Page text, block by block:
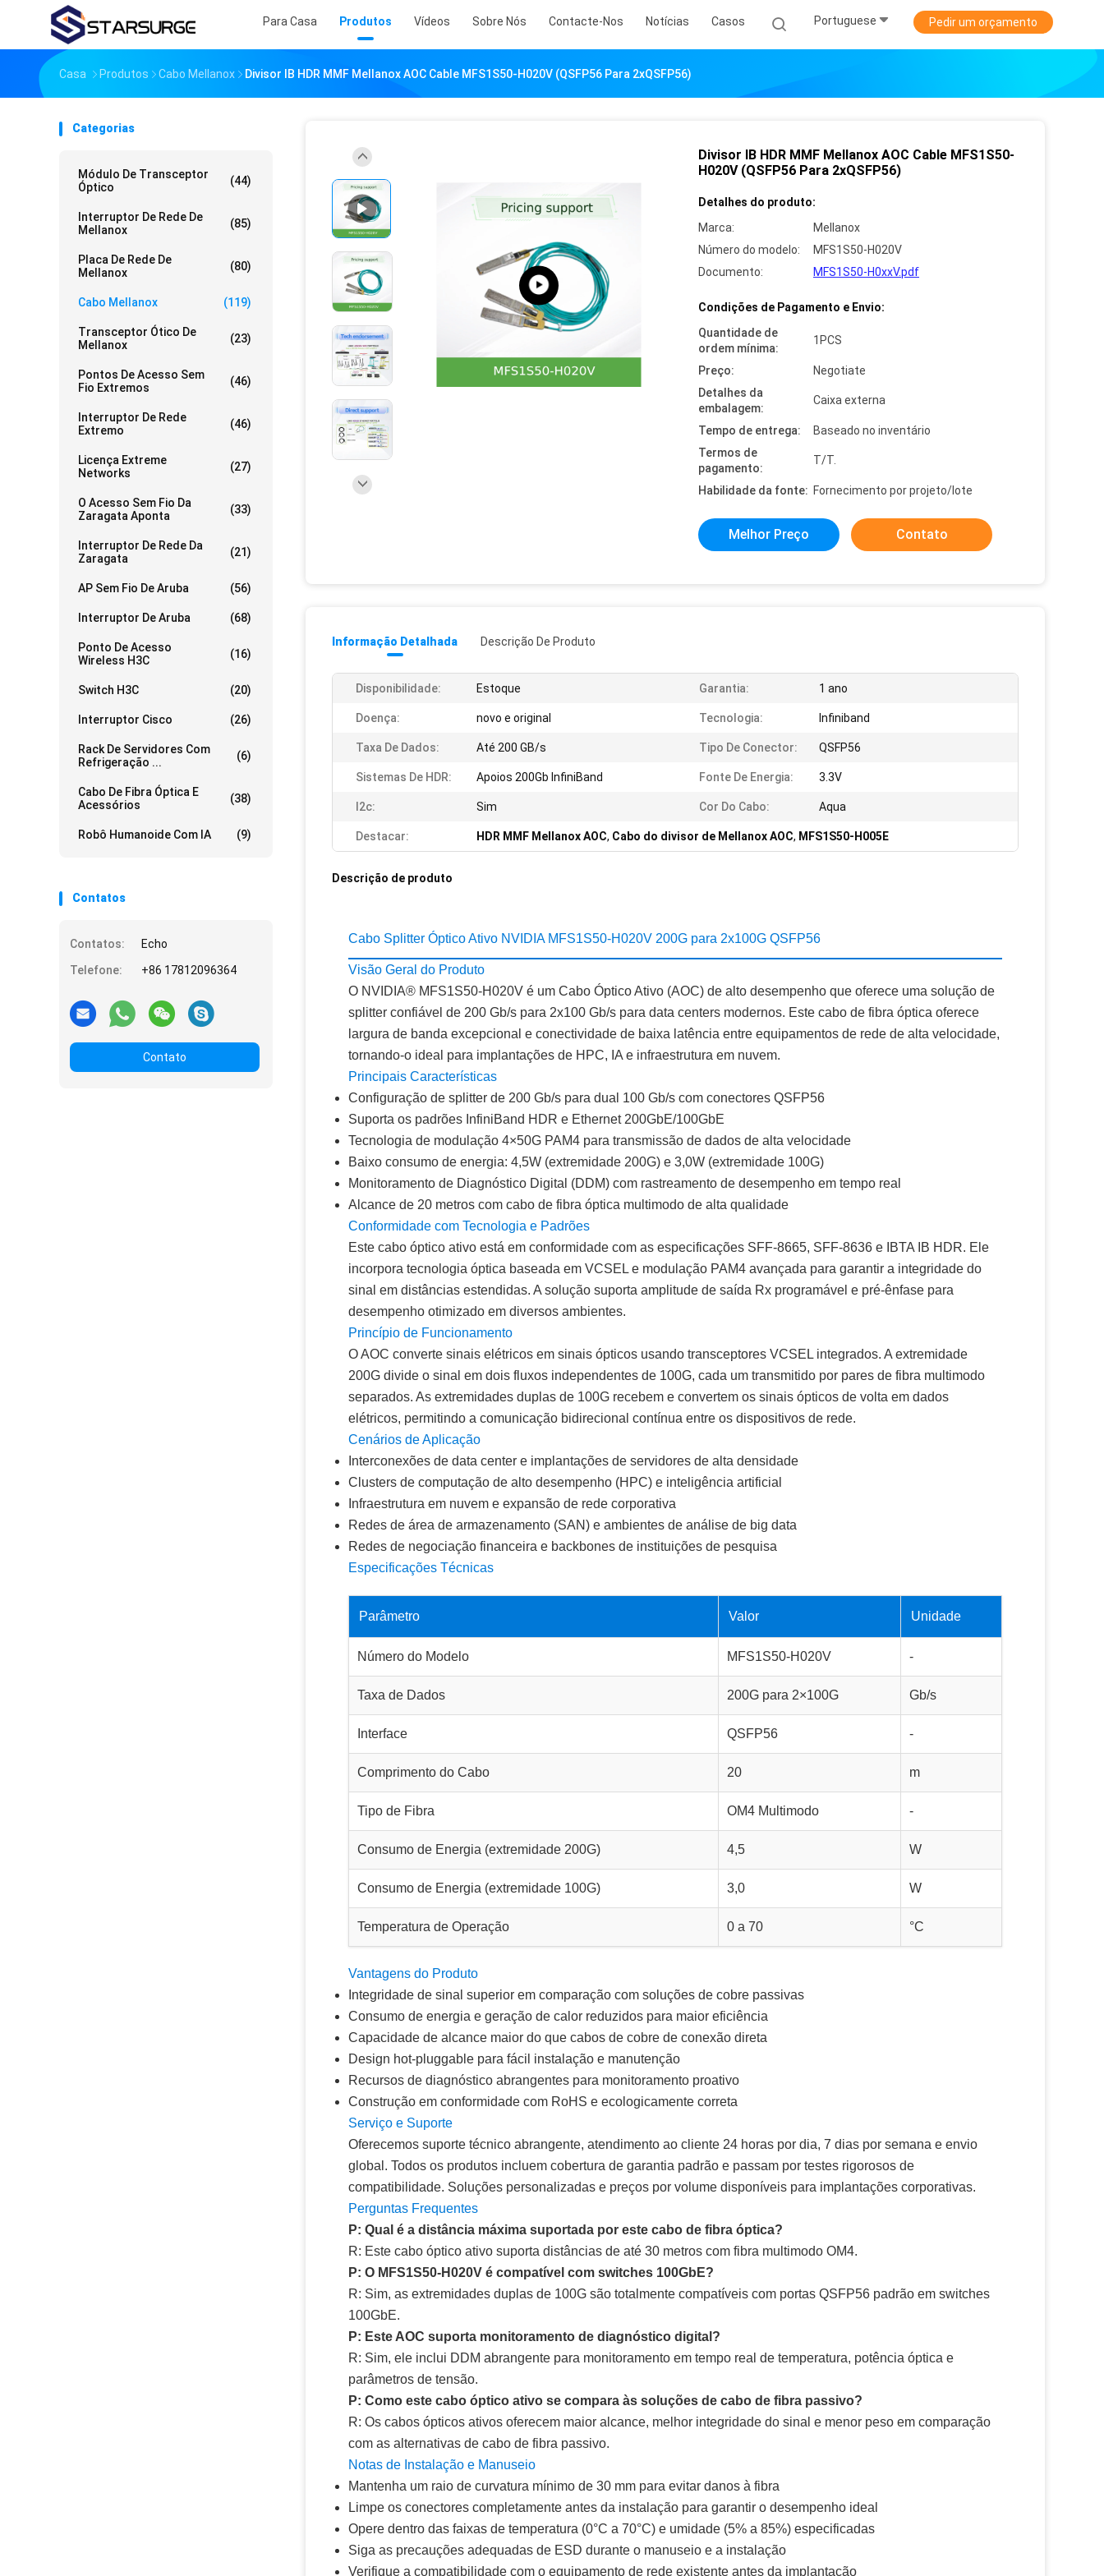
Para Casa Produtos Vídeos Sobre Nós Contacte-Nos Notícias Casos Portuguese Pedir um orçamento
Casa Produtos Cabo Mellanox Divisor IB HDR MMF Mellanox AOC Cable MFS1S50-H020V (QSFP56 Para 2xQSFP56)
Categorias
Módulo De Transceptor
Óptico
(44)
Interruptor De Rede De
Mellanox
(85)
Placa De Rede De
Mellanox
(80)
Cabo Mellanox (119)
Transceptor Ótico De
Mellanox
(23)
Pontos De Acesso Sem
Fio Extremos
(46)
Interruptor De Rede
Extremo
(46)
Licença Extreme
Networks
(27)
O Acesso Sem Fio Da
Zaragata Aponta
(33)
Interruptor De Rede Da
Zaragata
(21)
AP Sem Fio De Aruba (56)
Interruptor De Aruba (68)
Ponto De Acesso
Wireless H3C
(16)
Switch H3C (20)
Interruptor Cisco (26)
Rack De Servidores Com
Refrigeração ...
(6)
Cabo De Fibra Óptica E
Acessórios
(38)
Robô Humanoide Com IA (9)
Contatos
Contatos:
Echo
Telefone:
+86 17812096364
Contato
Divisor IB HDR MMF Mellanox AOC Cable MFS1S50-
H020V (QSFP56 Para 2xQSFP56)
Detalhes do produto:
Marca:
Mellanox
Número do modelo:
MFS1S50-H020V
Documento:
MFS1S50-H0xxV.pdf
Condições de Pagamento e Envio:
Quantidade de
ordem mínima:
1PCS
Preço:
Negotiate
Detalhes da
embalagem:
Caixa externa
Tempo de entrega:
Baseado no inventário
Termos de
pagamento:
T/T.
Habilidade da fonte: Fornecimento por projeto/lote
Melhor Preço Contato
Informação Detalhada Descrição De Produto
Disponibilidade: Estoque Garantia: 1 ano
Doença: novo e original Tecnologia: Infiniband
Taxa De Dados: Até 200 GB/s Tipo De Conector: QSFP56
Sistemas De HDR: Apoios 200Gb InfiniBand Fonte De Energia: 3.3V
I2c: Sim Cor Do Cabo: Aqua
Destacar: HDR MMF Mellanox AOC, Cabo do divisor de Mellanox AOC, MFS1S50-H005E
Descrição de produto
Cabo Splitter Óptico Ativo NVIDIA MFS1S50-H020V 200G para 2x100G QSFP56
Visão Geral do Produto
O NVIDIA® MFS1S50-H020V é um Cabo Óptico Ativo (AOC) de alto desempenho que oferece uma solução de
splitter confiável de 200 Gb/s para 2x100 Gb/s para data centers modernos. Este cabo de fibra óptica oferece
largura de banda excepcional e conectividade de baixa latência entre equipamentos de rede de alta velocidade,
tornando-o ideal para implantações de HPC, IA e infraestrutura em nuvem.
Principais Características
Configuração de splitter de 200 Gb/s para dual 100 Gb/s com conectores QSFP56
Suporta os padrões InfiniBand HDR e Ethernet 200GbE/100GbE
Tecnologia de modulação 4×50G PAM4 para transmissão de dados de alta velocidade
Baixo consumo de energia: 4,5W (extremidade 200G) e 3,0W (extremidade 100G)
Monitoramento de Diagnóstico Digital (DDM) com rastreamento de desempenho em tempo real
Alcance de 20 metros com cabo de fibra óptica multimodo de alta qualidade
Conformidade com Tecnologia e Padrões
Este cabo óptico ativo está em conformidade com as especificações SFF-8665, SFF-8636 e IBTA IB HDR. Ele
incorpora tecnologia óptica baseada em VCSEL e modulação PAM4 avançada para garantir a integridade do
sinal em distâncias estendidas. A solução suporta amplitude de saída Rx programável e pré-ênfase para
desempenho otimizado em diversos ambientes.
Princípio de Funcionamento
O AOC converte sinais elétricos em sinais ópticos usando transceptores VCSEL integrados. A extremidade
200G divide o sinal em dois fluxos independentes de 100G, cada um transmitido por pares de fibra multimodo
separados. As extremidades duplas de 100G recebem e convertem os sinais ópticos de volta em dados
elétricos, permitindo a comunicação bidirecional contínua entre os dispositivos de rede.
Cenários de Aplicação
Interconexões de data center e implantações de servidores de alta densidade
Clusters de computação de alto desempenho (HPC) e inteligência artificial
Infraestrutura em nuvem e expansão de rede corporativa
Redes de área de armazenamento (SAN) e ambientes de análise de big data
Redes de negociação financeira e backbones de instituições de pesquisa
Especificações Técnicas
Parâmetro Valor Unidade
Número do Modelo MFS1S50-H020V -
Taxa de Dados 200G para 2×100G Gb/s
Interface QSFP56 -
Comprimento do Cabo 20 m
Tipo de Fibra OM4 Multimodo -
Consumo de Energia (extremidade 200G) 4,5 W
Consumo de Energia (extremidade 100G) 3,0 W
Temperatura de Operação 0 a 70 °C
Vantagens do Produto
Integridade de sinal superior em comparação com soluções de cobre passivas
Consumo de energia e geração de calor reduzidos para maior eficiência
Capacidade de alcance maior do que cabos de cobre de conexão direta
Design hot-pluggable para fácil instalação e manutenção
Recursos de diagnóstico abrangentes para monitoramento proativo
Construção em conformidade com RoHS e ecologicamente correta
Serviço e Suporte
Oferecemos suporte técnico abrangente, atendimento ao cliente 24 horas por dia, 7 dias por semana e envio
global. Todos os produtos incluem cobertura de garantia padrão e passam por testes rigorosos de
compatibilidade. Soluções personalizadas e preços por volume disponíveis para implantações corporativas.
Perguntas Frequentes
P: Qual é a distância máxima suportada por este cabo de fibra óptica?
R: Este cabo óptico ativo suporta distâncias de até 30 metros com fibra multimodo OM4.
P: O MFS1S50-H020V é compatível com switches 100GbE?
R: Sim, as extremidades duplas de 100G são totalmente compatíveis com portas QSFP56 padrão em switches
100GbE.
P: Este AOC suporta monitoramento de diagnóstico digital?
R: Sim, ele inclui DDM abrangente para monitoramento em tempo real de temperatura, potência óptica e
parâmetros de tensão.
P: Como este cabo óptico ativo se compara às soluções de cabo de fibra passivo?
R: Os cabos ópticos ativos oferecem maior alcance, melhor integridade do sinal e menor peso em comparação
com as alternativas de cabo de fibra passivo.
Notas de Instalação e Manuseio
Mantenha um raio de curvatura mínimo de 30 mm para evitar danos à fibra
Limpe os conectores completamente antes da instalação para garantir o desempenho ideal
Opere dentro das faixas de temperatura (0°C a 70°C) e umidade (5% a 85%) especificadas
Siga as precauções adequadas de ESD durante o manuseio e a instalação
Verifique a compatibilidade com o equipamento de rede existente antes da implantação